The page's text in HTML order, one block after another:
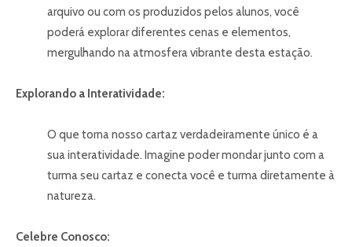
arquivo ou com os produzidos pelos alunos, você
poderá explorar diferentes cenas e elementos,
mergulhando na atmosfera vibrante desta estação.
Explorando a Interatividade:
O que torna nosso cartaz verdadeiramente único é a
sua interatividade. Imagine poder mondar junto com a
turma seu cartaz e conecta você e turma diretamente à
natureza.
Celebre Conosco: